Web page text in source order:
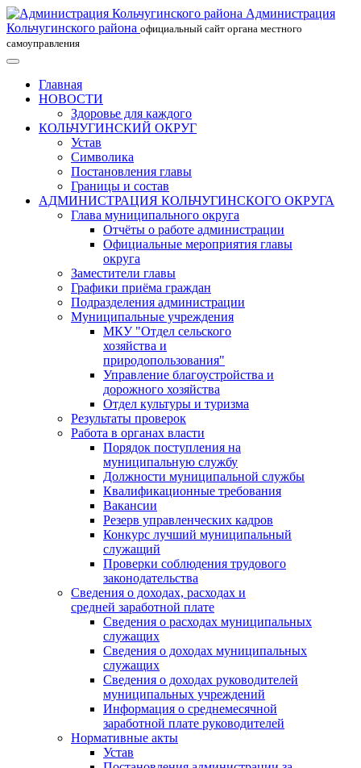
Администрация
Кольчугинского района официальный сайт органа местного
самоуправления
Главная
НОВОСТИ
Здоровье для каждого
КОЛЬЧУГИНСКИЙ ОКРУГ
Устав
Символика
Постановления главы
Границы и состав
АДМИНИСТРАЦИЯ КОЛЬЧУГИНСКОГО ОКРУГА
Глава муниципального округа
Отчёты о работе администрации
Официальные мероприятия главы
округа
Заместители главы
Графики приёма граждан
Подразделения администрации
Муниципальные учреждения
МКУ "Отдел сельского
хозяйства и
природопользования"
Управление благоустройства и
дорожного хозяйства
Отдел культуры и туризма
Результаты проверок
Работа в органах власти
Порядок поступления на
муниципальную службу
Должности муниципальной службы
Квалификационные требования
Вакансии
Резерв управленческих кадров
Конкурс лучший муниципальный
служащий
Проверки соблюдения трудового
законодательства
Сведения о доходах, расходах и
средней заработной плате
Сведения о расходах муниципальных
служащих
Сведения о доходах муниципальных
служащих
Сведения о доходах руководителей
муниципальных учреждений
Информация о среднемесячной
заработной плате руководителей
Нормативные акты
Устав